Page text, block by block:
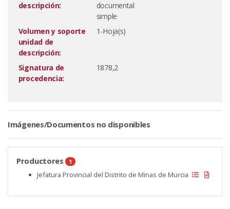
descripción:
documental
simple
Volumen y soporte
unidad de
descripción:
1-Hoja(s)
Signatura de
procedencia:
1878,2
Imágenes/Documentos no disponibles
Productores 1
Jefatura Provincial del Distrito de Minas de Murcia